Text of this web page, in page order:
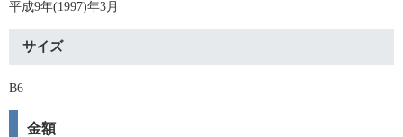
平成9年(1997)年3月
サイズ
B6
金額